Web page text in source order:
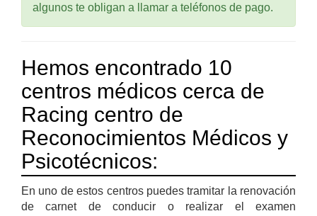
algunos te obligan a llamar a teléfonos de pago.
Hemos encontrado 10
centros médicos cerca de
Racing centro de
Reconocimientos Médicos y
Psicotécnicos:
En uno de estos centros puedes tramitar la renovación
de carnet de conducir o realizar el examen